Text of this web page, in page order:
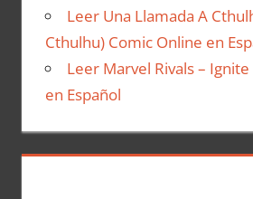
Leer Una Llamada A
Cthulhu) Comic Online en
Leer Marvel Rivals –
en Español